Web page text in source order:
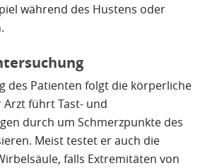
während des Hustens oder
des Patienten folgt die körperliche
führt Tast- und
durch um Schmerzpunkte des
Meist testet er auch die
falls Extremitäten von